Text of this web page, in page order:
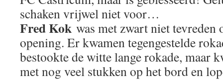
schaken vrijwel niet voor…
Fred Kok was met zwart niet tevreden
opening. Er kwamen tegengestelde
bestookte de witte lange rokade, maar
met nog veel stukken op het bord en